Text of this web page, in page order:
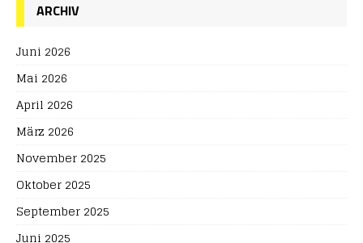
ARCHIV
Juni 2026
Mai 2026
April 2026
März 2026
November 2025
Oktober 2025
September 2025
Juni 2025